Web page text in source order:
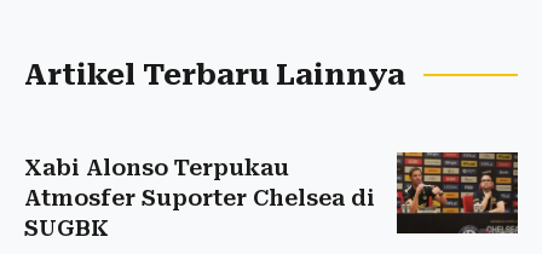
Artikel Terbaru Lainnya
Xabi Alonso Terpukau
Atmosfer Suporter Chelsea di
SUGBK